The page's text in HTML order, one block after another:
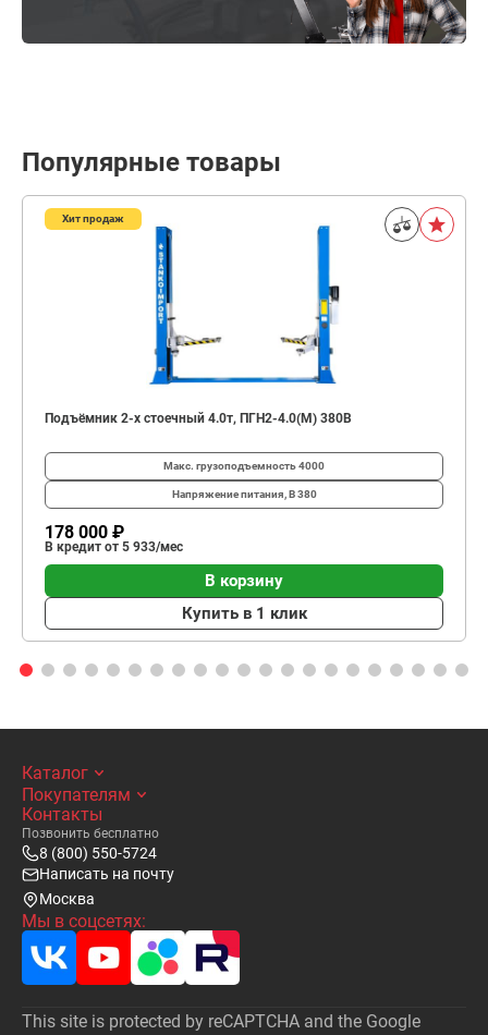
Популярные товары
Хит продаж
Подъёмник 2-х стоечный 4.0т, ПГН2-4.0(М) 380В
Макс. грузоподъемность4000
Напряжение питания, В380
178 000 ₽
В кредит от 5 933/мес
В корзину
Купить в 1 клик
Каталог
Покупателям
Контакты
Позвонить бесплатно
8 (800) 550-5724
Написать на почту
Москва
Мы в соцсетях:
This site is protected by reCAPTCHA and the Google